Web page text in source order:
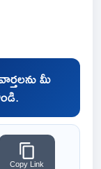
మీ
Copy Link